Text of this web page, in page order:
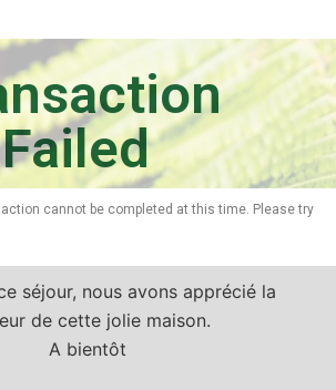
Failed
cannot be completed at this time. Please try
séjour, nous avons apprécié la
de cette jolie maison.
A bientôt